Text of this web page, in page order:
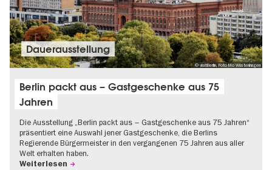
© visitBerlin, Foto Mo Wüstenhagen
Dauer­aus­stel­lung
Berlin packt aus – Gastgeschenke aus 75
Jahren
Die Ausstellung „Berlin packt aus – Gastgeschenke aus 75 Jahren“
präsentiert eine Auswahl jener Gastgeschenke, die Berlins
Regierende Bürgermeister in den vergangenen 75 Jahren aus aller
Welt erhalten haben.
Weiterlesen